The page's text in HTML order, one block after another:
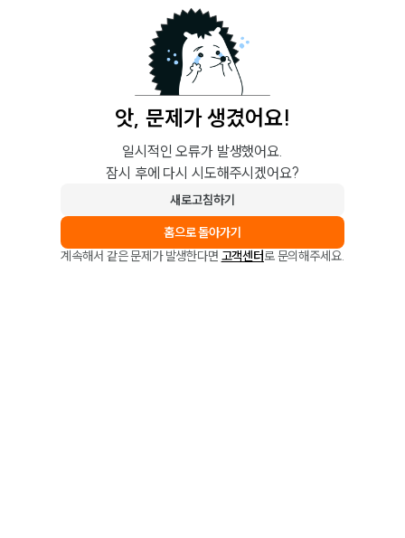
앗, 문제가 생겼어요!
일시적인 오류가 발생했어요.
잠시 후에 다시 시도해주시겠어요?
새로고침하기
홈으로 돌아가기
계속해서 같은 문제가 발생한다면 고객센터로 문의해주세요.